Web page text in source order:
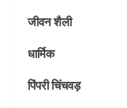
जीवन शैली
धार्मिक
पिंपरी चिंचवड़